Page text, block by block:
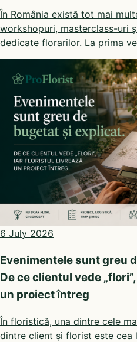
În România există tot mai
workshopuri, masterclass-uri
dedicate florarilor. La prima
6 July 2026
Evenimentele sunt greu
De ce clientul vede
un proiect întreg
În floristică, una dintre cele
dintre client și florist este cea